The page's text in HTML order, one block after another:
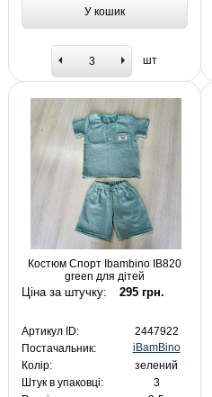
У кошик
шт
Костюм Спорт Ibambino IB820
green для дітей
Ціна за штучку: 295 грн.
Артикул ID:
2447922
Постачальник:
iBamBino
Колір:
зелений
Штук в упаковці:
3